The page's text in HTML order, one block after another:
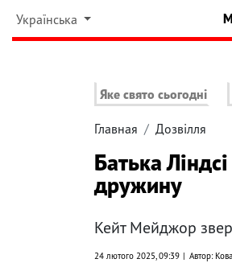
Українська
Яке свято сьогодні
Главная Дозвілля
Батька
дружину
Кейт Мейджор
24 лютого 2025, 09:39 Автор: